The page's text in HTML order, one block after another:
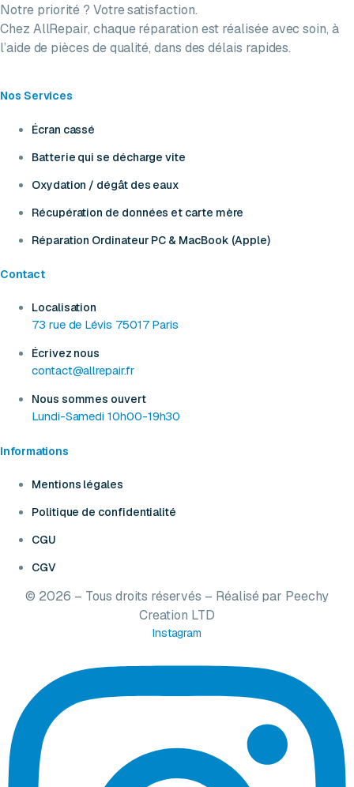
Notre priorité ? Votre satisfaction.
Chez AllRepair, chaque réparation est réalisée avec soin, à
l’aide de pièces de qualité, dans des délais rapides.
Nos Services
Écran cassé
Batterie qui se décharge vite
Oxydation / dégât des eaux
Récupération de données et carte mère
Réparation Ordinateur PC & MacBook (Apple)
Contact
Localisation
73 rue de Lévis 75017 Paris
Écrivez nous
contact@allrepair.fr
Nous sommes ouvert
Lundi-Samedi 10h00-19h30
Informations
Mentions légales
Politique de confidentialité
CGU
CGV
© 2026 – Tous droits réservés – Réalisé par Peechy
Creation LTD
Instagram